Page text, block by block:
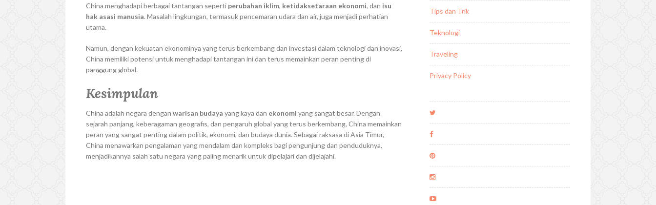
China menghadapi berbagai tantangan seperti perubahan iklim, ketidaksetaraan ekonomi, dan isu
hak asasi manusia. Masalah lingkungan, termasuk pencemaran udara dan air, juga menjadi perhatian
utama.
Namun, dengan kekuatan ekonominya yang terus berkembang dan investasi dalam teknologi dan inovasi,
China memiliki potensi untuk menghadapi tantangan ini dan terus memainkan peran penting di
panggung global.
Kesimpulan
China adalah negara denganwarisan budaya yang kaya dan ekonomi yang sangat besar. Dengan
sejarah panjang, keberagaman geografis, dan pengaruh global yang terus berkembang, China memainkan
peran yang sangat penting dalam politik, ekonomi, dan budaya dunia. Sebagai raksasa di Asia Timur,
China menawarkan pengalaman yang mendalam dan kompleks bagi pengunjung dan penduduknya,
menjadikannya salah satu negara yang paling menarik untuk dipelajari dan dijelajahi.
Tips dan Trik
Teknologi
Traveling
Privacy Policy